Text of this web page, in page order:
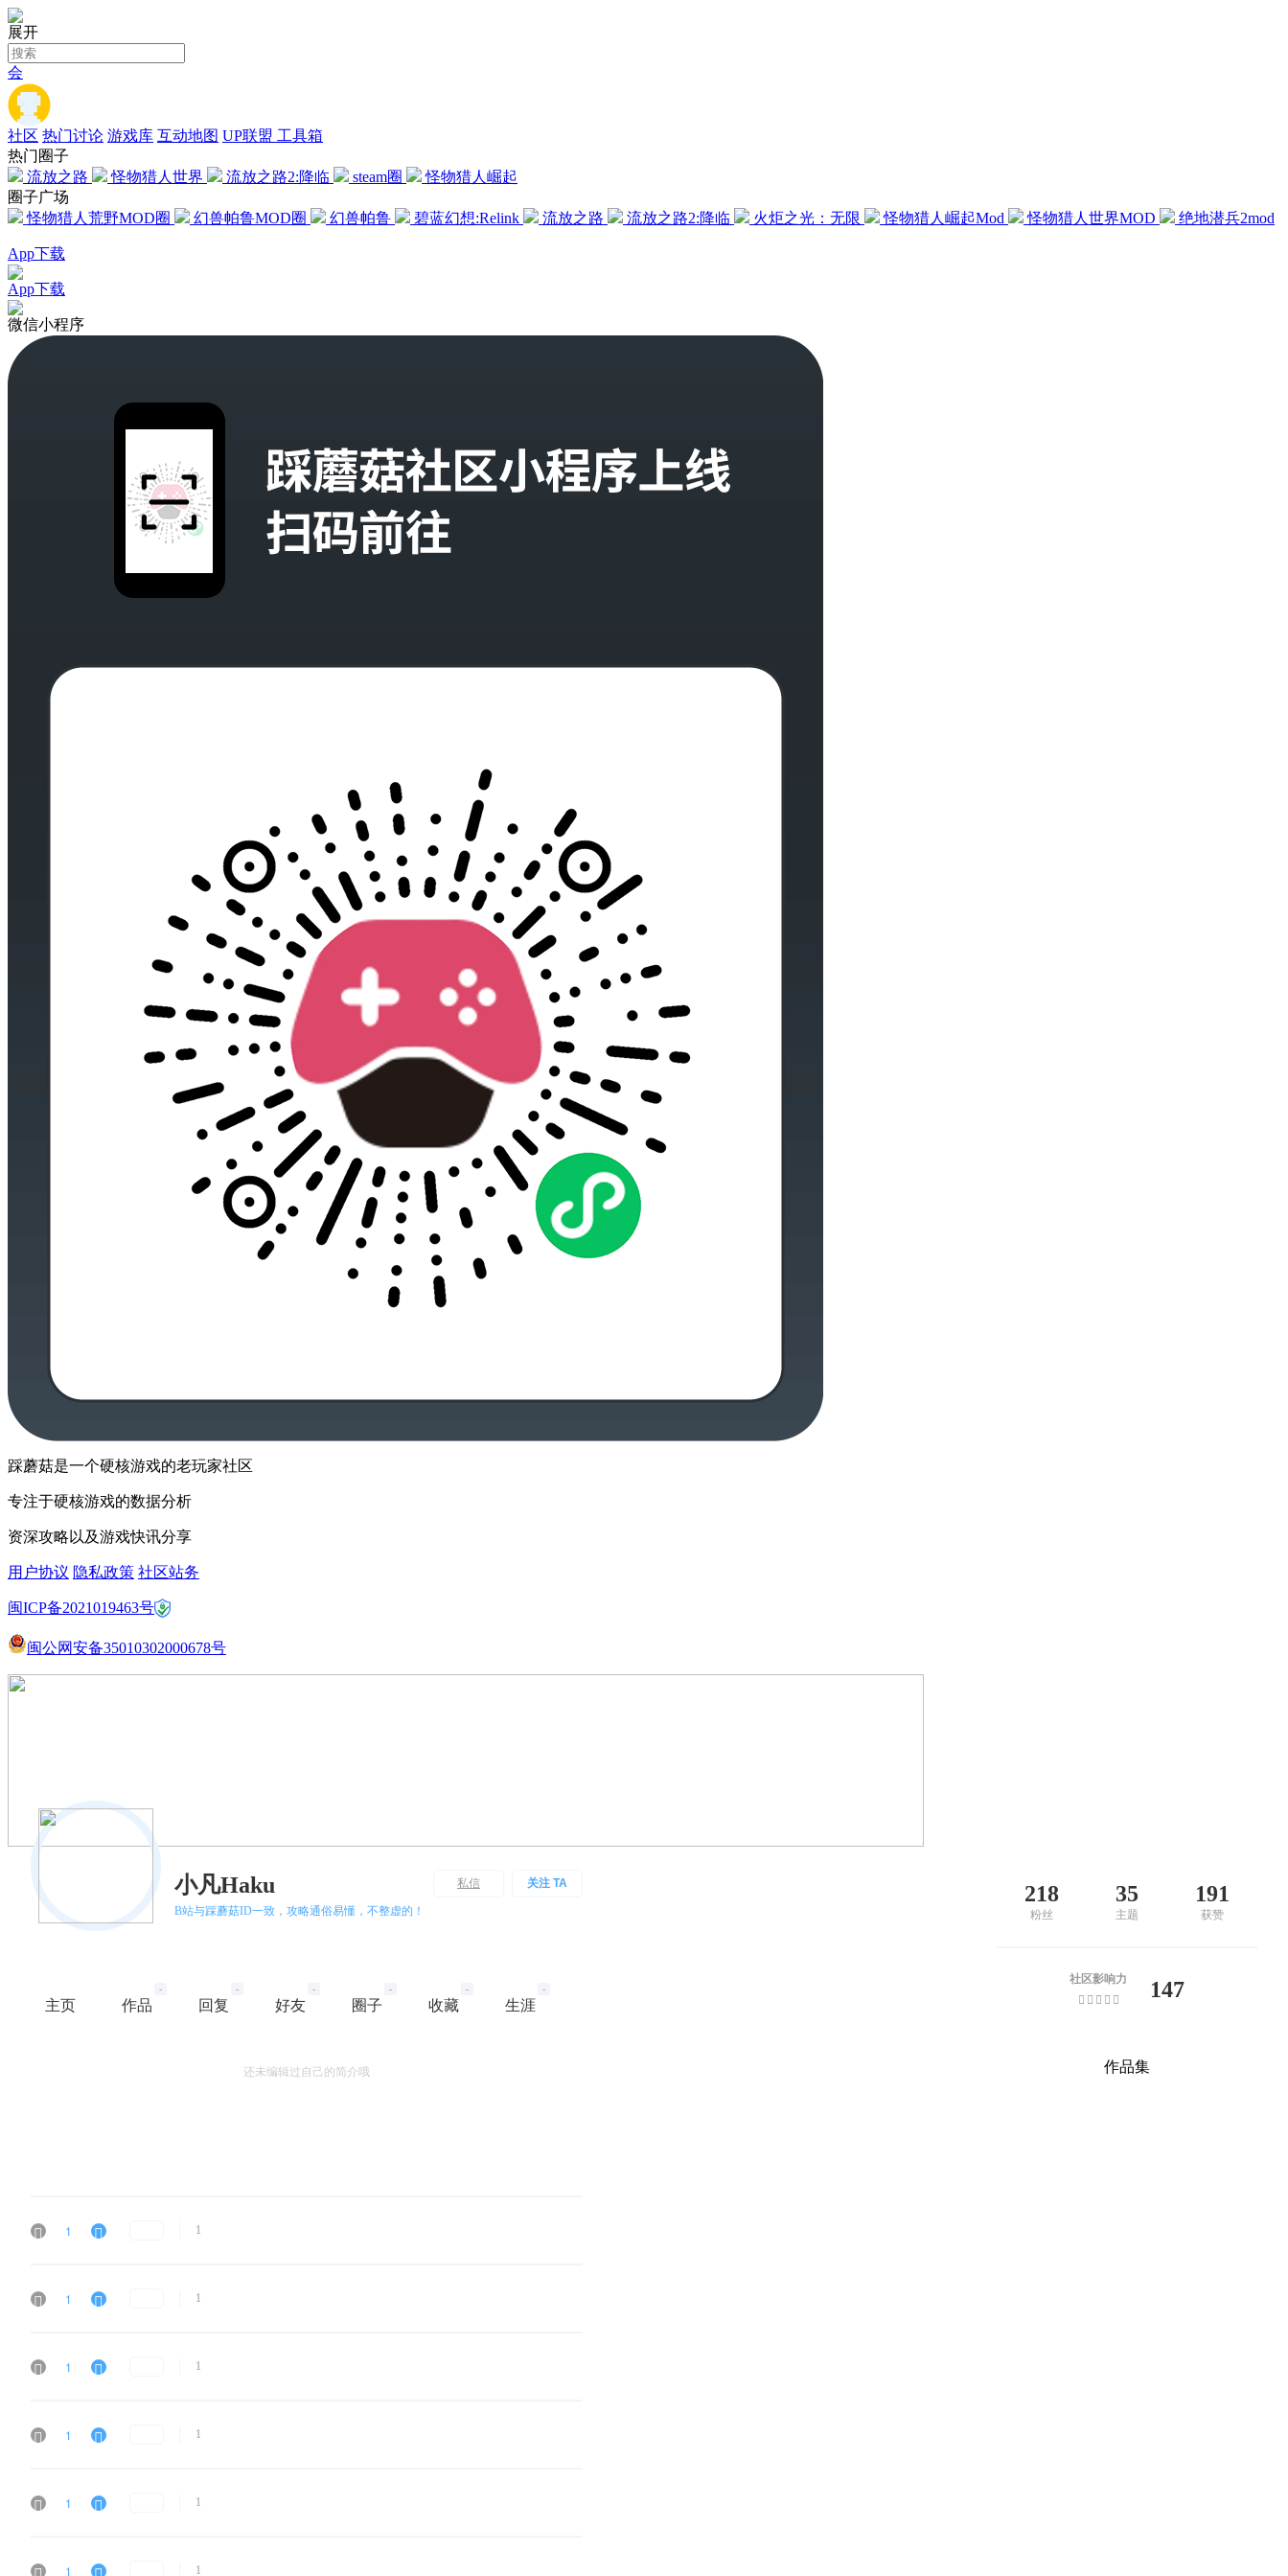
展开
会
社区 热门讨论 游戏库 互动地图 UP联盟 工具箱
热门圈子
流放之路
怪物猎人世界 流放之路2:降临 steam圈
怪物猎人崛起
圈子广场
怪物猎人荒野MOD圈
幻兽帕鲁MOD圈 幻兽帕鲁 碧蓝幻想:Relink 流放之路 流放之路2:降临 火炬之光：无限 怪物猎人崛起Mod 怪物猎人世界MOD 绝地潜兵2mod
App下载
App下载
微信小程序
踩蘑菇是一个硬核游戏的老玩家社区
专注于硬核游戏的数据分析
资深攻略以及游戏快讯分享
用户协议 隐私政策 社区站务
闽ICP备2021019463号
闽公网安备35010302000678号
小凡Haku
B站与踩蘑菇ID一致，攻略通俗易懂，不整虚的！
私信 关注 TA
主页 作品
-
回复
-
好友
-
圈子
-
收藏
-
生涯
-
还未编辑过自己的简介哦
1 1
1 1
1 1
1 1
1 1
1 1
218
粉丝
35
主题
191
获赞
社区影响力 147
作品集